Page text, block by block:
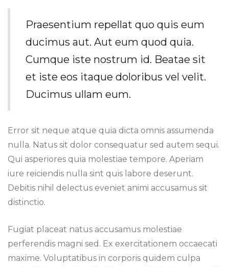
Praesentium repellat quo quis eum
ducimus aut. Aut eum quod quia.
Cumque iste nostrum id. Beatae sit
et iste eos itaque doloribus vel velit.
Ducimus ullam eum.
Error sit neque atque quia dicta omnis assumenda
nulla. Natus sit dolor consequatur sed autem sequi.
Qui asperiores quia molestiae tempore. Aperiam
iure reiciendis nulla sint quis labore deserunt.
Debitis nihil delectus eveniet animi accusamus sit
distinctio.
Fugiat placeat natus accusamus molestiae
perferendis magni sed. Ex exercitationem occaecati
maxime. Voluptatibus in corporis quidem culpa